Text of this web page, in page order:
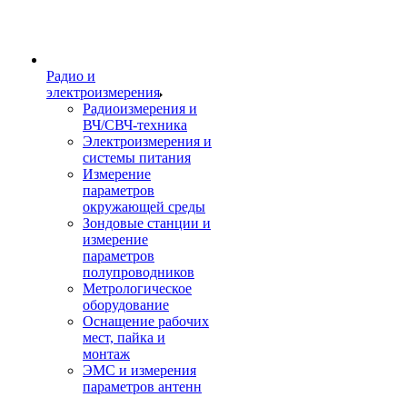
Радио и
электроизмерения
Радиоизмерения и
ВЧ/СВЧ-техника
Электроизмерения и
системы питания
Измерение
параметров
окружающей среды
Зондовые станции и
измерение
параметров
полупроводников
Метрологическое
оборудование
Оснащение рабочих
мест, пайка и
монтаж
ЭМС и измерения
параметров антенн